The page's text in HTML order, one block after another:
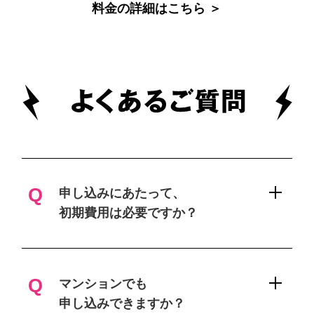
料金の詳細はこちら ＞
Q
申し込みにあたって、
初期費用は必要ですか？
す。
Q
マンションでも
申し込みできますか？